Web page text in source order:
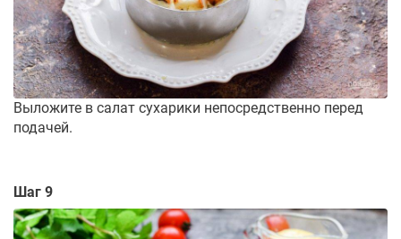
Выложите в салат сухарики непосредственно перед
подачей.
Шаг 9